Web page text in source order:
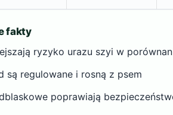
fakty
ryzyko urazu szyi w
są regulowane i rosną z psem
poprawiają